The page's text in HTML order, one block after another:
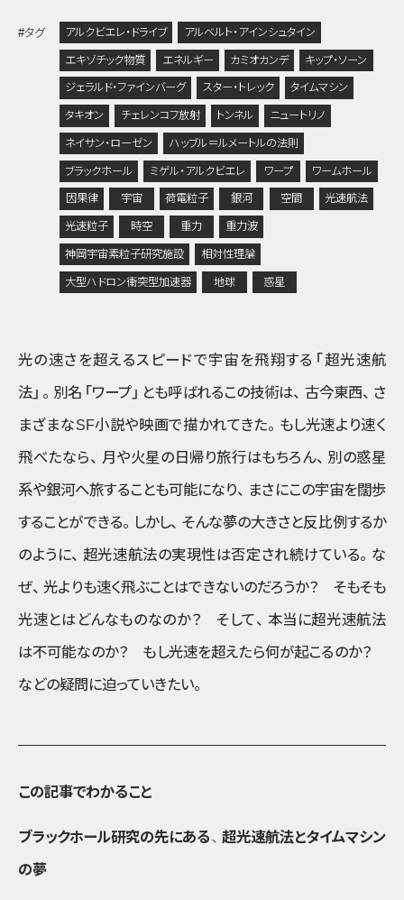
#タグ アルクビエレ・ドライブ アルベルト・アインシュタイン
エキゾチック物質 エネルギー カミオカンデ キップ・ソーン
ジェラルド・ファインバーグ スター・トレック タイムマシン
タキオン チェレンコフ放射 トンネル ニュートリノ
ネイサン・ローゼン ハッブル＝ルメートルの法則
ブラックホール ミゲル・アルクビエレ ワープ ワームホール
因果律 宇宙 荷電粒子 銀河 空間 光速航法
光速粒子 時空 重力 重力波
神岡宇宙素粒子研究施設 相対性理論
大型ハドロン衝突型加速器 地球 惑星
光の速さを超えるスピードで宇宙を飛翔する 「超光速航
法」 。 別名 「ワープ」 とも呼ばれるこの技術は、 古今東西、 さ
まざまなSF小説や映画で描かれてきた。 もし光速より速く
飛べたなら、 月や火星の日帰り旅行はもちろん、 別の惑星
系や銀河へ旅することも可能になり、
まさにこの宇宙を闊歩
することができる。 しかし、 そんな夢の大きさと反比例するか
のように、 超光速航法の実現性は否定され続けている。 な
ぜ、 光よりも速く飛ぶことはできないのだろうか？ そもそも
光速とはどんなものなのか？ そして、 本当に超光速航法
は不可能なのか？ もし光速を超えたら何が起こるのか？
などの疑問に迫っていきたい。
この記事でわかること
ブラックホール研究の先にある、 超光速航法とタイムマシン
の夢